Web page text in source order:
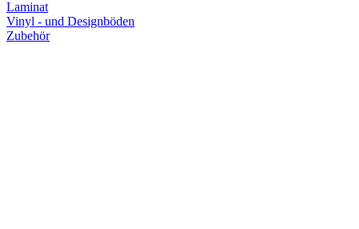
Laminat
Vinyl - und Designböden
Zubehör